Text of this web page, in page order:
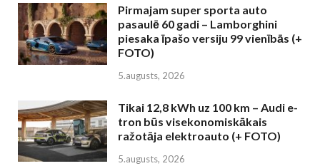
Pirmajam super sporta auto
pasaulē 60 gadi – Lamborghini
piesaka īpašo versiju 99 vienībās (+
FOTO)
5.augusts, 2026
Tikai 12,8 kWh uz 100 km – Audi e-
tron būs visekonomiskākais
ražotāja elektroauto (+ FOTO)
5.augusts, 2026